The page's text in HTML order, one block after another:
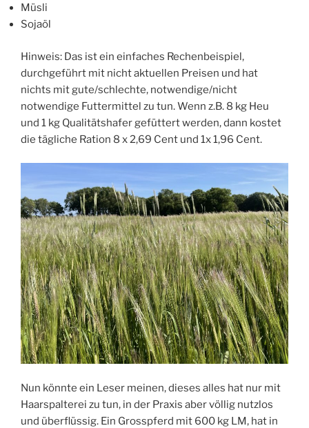
Müsli
Sojaöl
Hinweis: Das ist ein einfaches Rechenbeispiel,
durchgeführt mit nicht aktuellen Preisen und hat
nichts mit gute/schlechte, notwendige/nicht
notwendige Futtermittel zu tun. Wenn z.B. 8 kg Heu
und 1 kg Qualitätshafer gefüttert werden, dann kostet
die tägliche Ration 8 x 2,69 Cent und 1x 1,96 Cent.
Nun könnte ein Leser meinen, dieses alles hat nur mit
Haarspalterei zu tun, in der Praxis aber völlig nutzlos
und überflüssig. Ein Grosspferd mit 600 kg LM, hat in